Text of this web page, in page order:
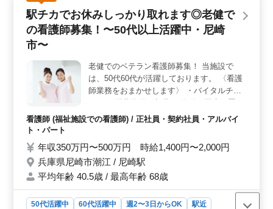
ん。 ＜業務内容＞ 訪問看護ステーションでの業務
は、家族の支援や相談、バイタルチェック、カテーテル
交換、点滴、インシュリン注射など多岐にわたります。
経験豊富な方はもちろん、訪問看護のスキルを磨きたい
方も歓迎されます。 ＜特徴＞ 週休2日制で、年間休
日が125日と充実しています。交通費が実費支給されるほ
か、シニア世代の方々が活躍できる職場環境です。ま
た、男女比率もバランスよく、働きやすさを重視した組
織風土があります。
駅チカでお休みしっかり取れます◎老健で
の看護師募集！〜50代以上活躍中・尼崎
市〜
老健でのベテラン看護師募集！ 当施設で
は、50代60代が活躍しております。 〈看護
師業務をおまかせします〉 ・バイタルチェ
食事、排泄補助 駅から徒歩9分でとても働き
のご応募お待ちしております！
看護師 (福祉施設での看護師) / 正社員・契約社員・アルバイ
ト・パート
年収350万円〜500万円 時給1,400円〜2,000円
兵庫県尼崎市潮江 / 尼崎駅
平均年齢 40.5歳 / 最高年齢 68歳
50代活躍中 60代活躍中 週2〜3日からOK
駅近